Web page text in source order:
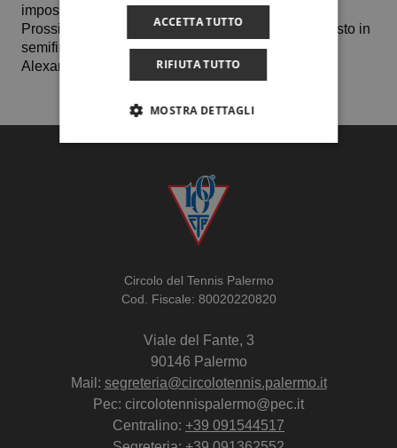
imposto con il punteggio di 3-6 6-2 7-5.
Prossimo avversario, venerdì 16 giugno, per un posto in
semifinale al torneo sul rosso di Lione, lo svizzero
Alexander Ritschard n. 195 al mondo.
Circolo del Tennis Palermo
Cod. Fiscale: 80020220820
Viale del Fante, 3
90146 Palermo
Mail: segreteria@circolotennis.palermo.it
Pec: circolotennispalermo@pec.it
Centralino: +39 091544517
ACCETTA TUTTO
RIFIUTA TUTTO
MOSTRA DETTAGLI